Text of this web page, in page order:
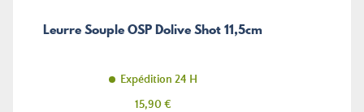
Leurre Souple OSP Dolive Shot 11,5cm
Expédition 24 H
Prix
15,90 €